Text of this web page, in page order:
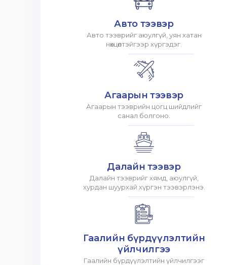
Авто тээвэр
Авто тээврийг аюулгүй, уян хатан
нөхцөлтэйгээр хүргэдэг.
Агаарын тээвэр
Агаарын тээврийн цогц шийдлийг
санал болгоно.
Далайн тээвэр
Далайн тээврийг хямд, аюулгүй,
хурдан шуурхай хүргэн тээвэрлэнэ.
Гаалийн бүрдүүлэлтийн
үйлчилгээ
Гаалийн бүрдүүлэлтийн үйлчилгээг